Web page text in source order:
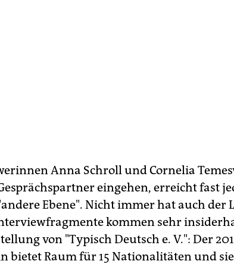
Anna Schroll und Cornelia
eingehen, erreicht fast
Ebene". Nicht immer hat auch der
kommen sehr
von "Typisch Deutsch e. V.": Der
bietet Raum für 15 Nationalitäten und